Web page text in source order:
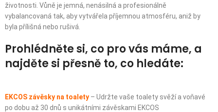
životnosti. Vůně je jemná, nenásilná a profesionálně
vybalancovaná tak, aby vytvářela příjemnou atmosféru, aniž by
byla přílišná nebo rušivá.
Prohlédněte si, co pro vás máme, a
najděte si přesně to, co hledáte:
EKCOS závěsky na toalety – Udržte vaše toalety svěží a voňavé
po dobu až 30 dnů s unikátními závěskami EKCOS